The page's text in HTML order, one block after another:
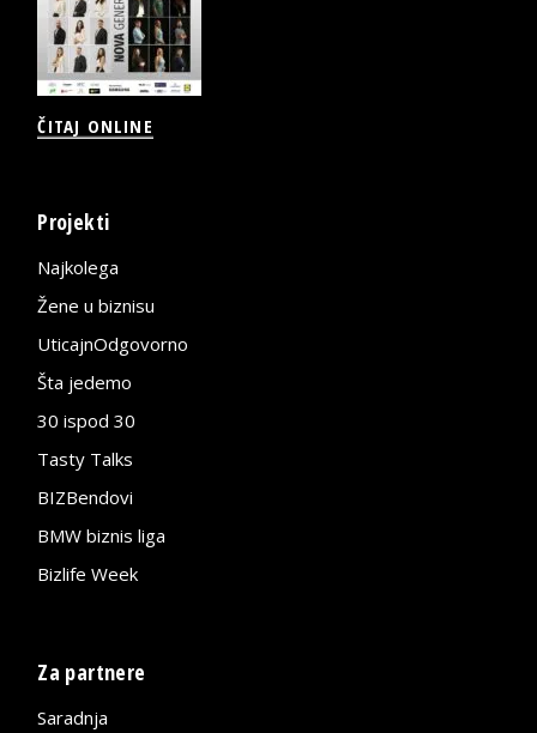
ČITAJ ONLINE
Projekti
Najkolega
Žene u biznisu
UticajnOdgovorno
Šta jedemo
30 ispod 30
Tasty Talks
BIZBendovi
BMW biznis liga
Bizlife Week
Za partnere
Saradnja